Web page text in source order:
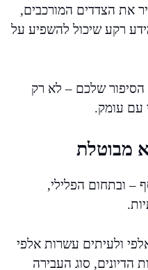
את הצדדים המורכבים,
רקע שיכול להשפיע על
הסיפור שלכם – לא רק
עם עומק.
מבוטלת
– ובתחום הפלילי,
ולעיתים עשרות אלפי
הדיונים, סוג העבירה